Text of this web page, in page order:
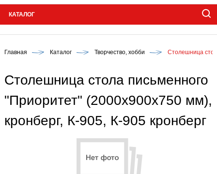
КАТАЛОГ
Главная Каталог Творчество, хобби Столешница
Столешница стола письменного
"Приоритет" (2000х900х750 мм),
кронберг, К-905, К-905 кронберг